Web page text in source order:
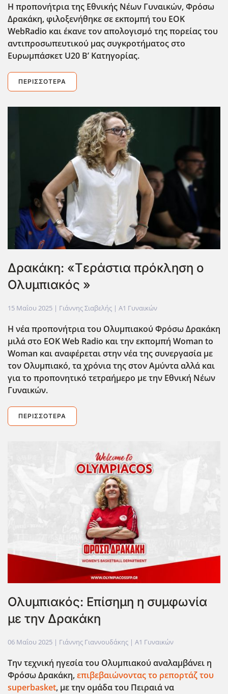
Η προπονήτρια της Εθνικής Νέων Γυναικών, Φρόσω
Δρακάκη, φιλοξενήθηκε σε εκπομπή του EOK
WebRadio και έκανε τον απολογισμό της πορείας του
αντιπροσωπευτικού μας συγκροτήματος στο
Ευρωμπάσκετ U20 Β’ Κατηγορίας.
ΠΕΡΙΣΣΌΤΕΡΑ
Δρακάκη: «Tεράστια πρόκληση ο
Ολυμπιακός »
15 Μαΐου 2025 | Γιάννης Σιαβελής | Α1 Γυναικών
Η νέα προπονήτρια του Ολυμπιακού Φρόσω Δρακάκη
μιλά στο EOK Web Radio και την εκπομπή Woman to
Woman και αναφέρεται στην νέα της συνεργασία με
τον Ολυμπιακό, τα χρόνια της στον Αμύντα αλλά και
για το προπονητικό τετραήμερο με την Εθνική Νέων
Γυναικών.
ΠΕΡΙΣΣΌΤΕΡΑ
Ολυμπιακός: Επίσημη η συμφωνία
με την Δρακάκη
06 Μαΐου 2025 | Γιάννης Γιαννουδάκης | Α1 Γυναικών
Την τεχνική ηγεσία του Ολυμπιακού αναλαμβάνει η
Φρόσω Δρακάκη,επιβεβαιώνοντας το ρεπορτάζ του
superbasket, με την ομάδα του Πειραιά να